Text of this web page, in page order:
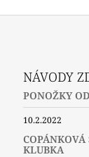
NÁVODY
PONOŽKY
10.2.2022
KLUBKA